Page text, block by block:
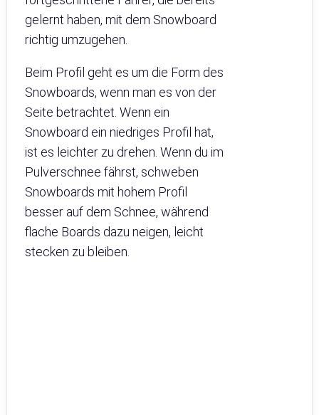
gelernt haben, mit dem Snowboard
richtig umzugehen.
Beim Profil geht es um die Form des
Snowboards, wenn man es von der
Seite betrachtet. Wenn ein
Snowboard ein niedriges Profil hat,
ist es leichter zu drehen. Wenn du im
Pulverschnee fährst, schweben
Snowboards mit hohem Profil
besser auf dem Schnee, während
flache Boards dazu neigen, leicht
stecken zu bleiben.